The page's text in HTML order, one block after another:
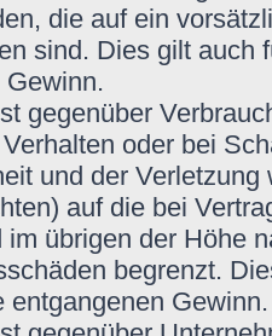
die auf ein
sind. Dies gilt auch
gegenüber
oder bei
und der
auf die bei
im übrigen der Höhe
begrenzt.
entgangenen Gewinn.